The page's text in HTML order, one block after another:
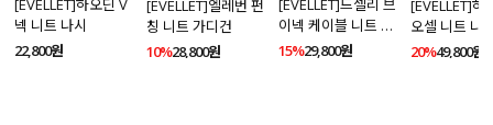
[EVELLET]하오딘 V
넥 니트 나시
22,800원
[EVELLET]엘레번 펀
칭 니트 가디건
10%28,800원
[EVELLET]드셀리 브
이넥 케이블 니트 가
디건
15%29,800원
[EVELLET]하
오셀 니트 나
건 SET
20%49,800원